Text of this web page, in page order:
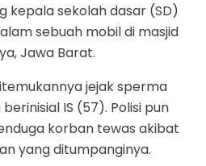
kepala sekolah dasar (SD)
sebuah mobil di masjid
Jawa Barat.
jejak sperma
IS (57). Polisi pun
korban tewas akibat
yang ditumpanginya.